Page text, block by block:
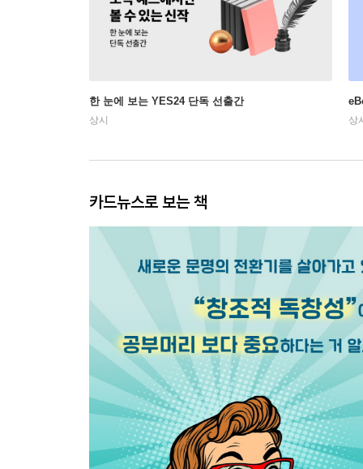
한 눈에 보는 YES24 단독 선출간
상시 상
카드뉴스로 보는 책